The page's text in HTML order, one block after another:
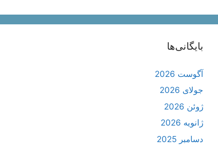
بایگانی‌ها
آگوست 2026
جولای 2026
ژوئن 2026
ژانویه 2026
دسامبر 2025